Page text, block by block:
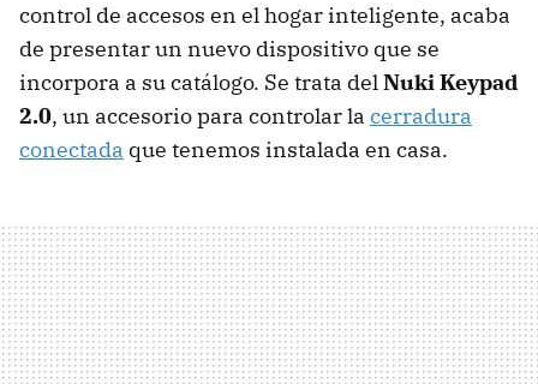
control de accesos en el hogar inteligente, acaba
de presentar un nuevo dispositivo que se
incorpora a su catálogo. Se trata delNuki Keypad
2.0, un accesorio para controlar la cerradura
conectada que tenemos instalada en casa.